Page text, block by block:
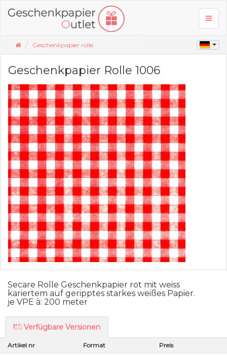
Geschenkpapier rolle
Geschenkpapier Rolle 1006
Secare Rolle Geschenkpapier rot mit weiss
kariertem auf geripptes starkes weißes Papier.
je VPE à: 200 meter
Verfügbare Versionen
Artikel nr Format Preis